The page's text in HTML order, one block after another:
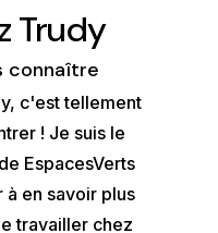
Trudy
connaître
c'est tellement
! Je suis le
EspacesVerts
en savoir plus
travailler chez